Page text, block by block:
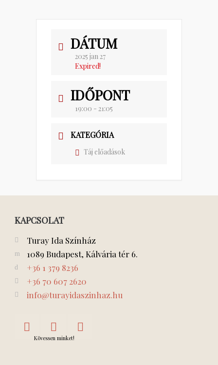
DÁTUM
2025 jan 27
Expired!
IDŐPONT
19:00 - 21:05
KATEGÓRIA
Táj előadások
KAPCSOLAT
Turay Ida Színház
1089 Budapest, Kálvária tér 6.
+36 1 379 8236
+36 70 607 2620
info@turayidaszinhaz.hu
Kövessen minket!